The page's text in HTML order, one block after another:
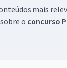
mais
o concurso